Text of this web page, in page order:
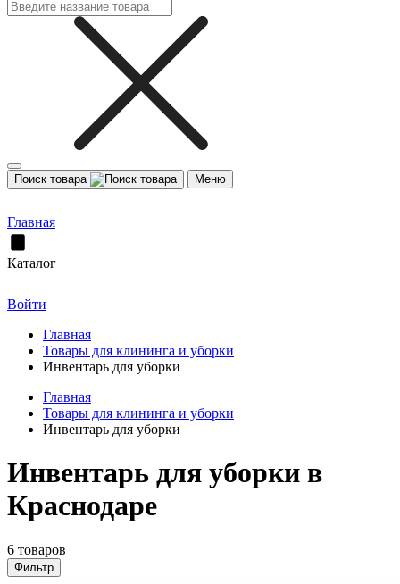
Поиск товара Меню
Главная
Каталог
Войти
Главная
Товары для клининга и уборки
Инвентарь для уборки
Главная
Товары для клининга и уборки
Инвентарь для уборки
Инвентарь для уборки в
Краснодаре
6 товаров
Фильтр